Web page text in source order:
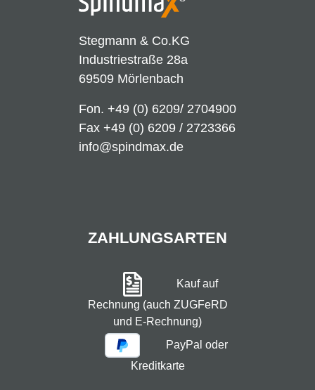
Stegmann & Co.KG
Industriestraße 28a
69509 Mörlenbach
Fon. +49 (0) 6209/ 2704900
Fax +49 (0) 6209 / 2723366
info@spindmax.de
ZAHLUNGSARTEN
Kauf auf
Rechnung (auch ZUGFeRD
und E-Rechnung)
PayPal oder
Kreditkarte